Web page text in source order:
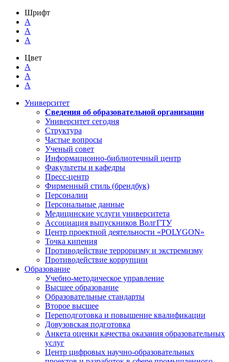
Шрифт
A
A
A
Цвет
A
A
A
Университет
Сведения об образовательной организации
Университет сегодня
Структура
Частые вопросы
Ученый совет
Информационно-библиотечный центр
Факультеты и кафедры
Пресс-центр
Фирменный стиль (брендбук)
Персоналии
Персональные данные
Медицинские услуги университета
Ассоциация выпускников ВолгГТУ
Центр проектной деятельности «POLYGON»
Точка кипения
Противодействие терроризму и экстремизму
Противодействие коррупции
Образование
Учебно-методическое управление
Высшее образование
Образовательные стандарты
Второе высшее
Переподготовка и повышение квалификации
Довузовская подготовка
Анкета оценки качества оказания образовательных
услуг
Центр цифровых научно-образовательных